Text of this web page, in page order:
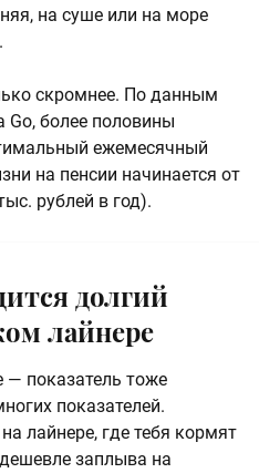
на суше или на море
скромнее. По данным
Go, более половины
ежемесячный
на пенсии начинается от
рублей в год).
долгий
лайнере
— показатель тоже
показателей.
лайнере, где тебя кормят
заплыва на